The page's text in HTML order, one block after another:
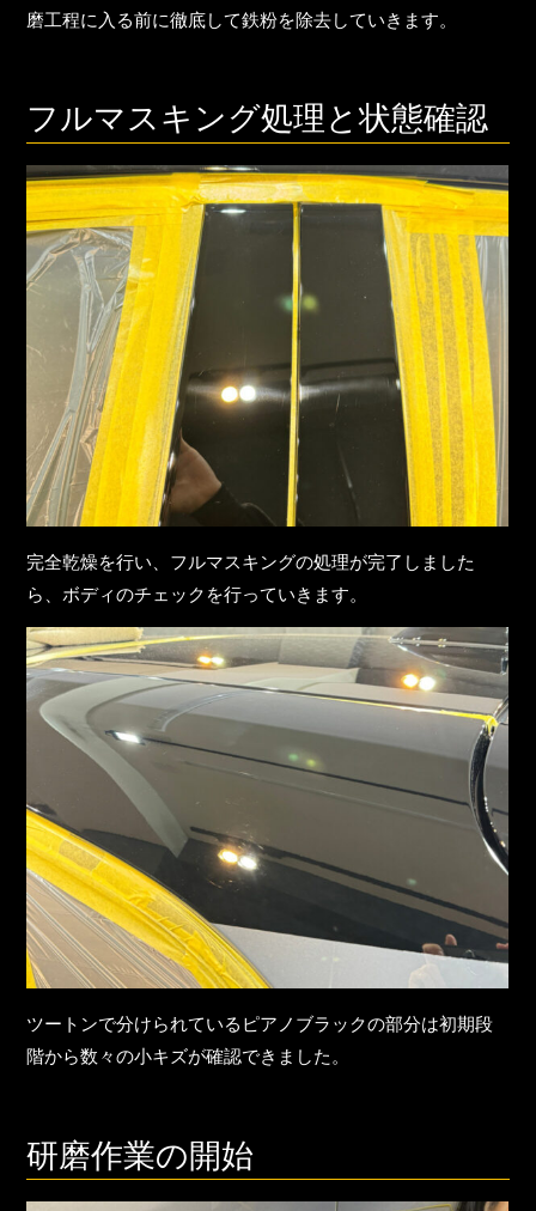
磨工程に入る前に徹底して鉄粉を除去していきます。
フルマスキング処理と状態確認
完全乾燥を行い、フルマスキングの処理が完了しました
ら、ボディのチェックを行っていきます。
ツートンで分けられているピアノブラックの部分は初期段
階から数々の小キズが確認できました。
研磨作業の開始